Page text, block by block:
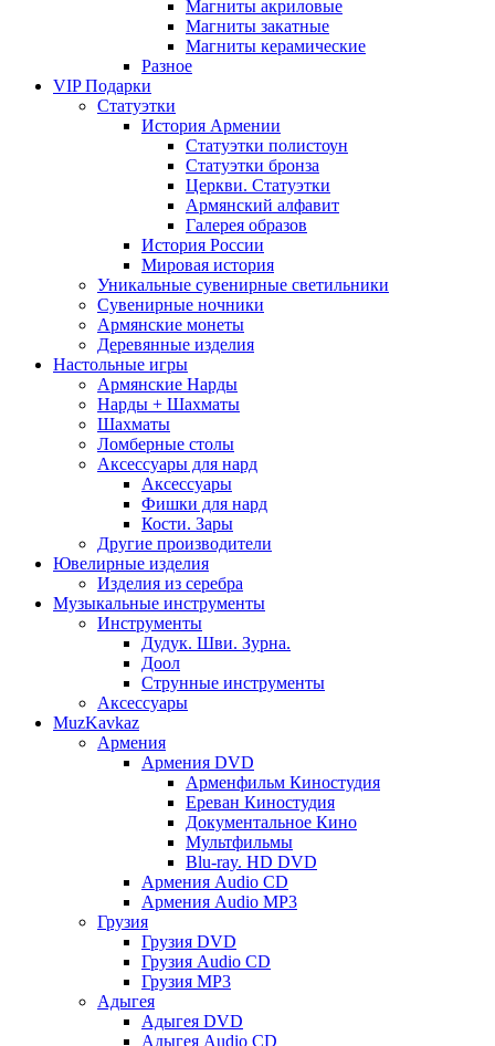
Магниты акриловые
Магниты закатные
Магниты керамические
Разное
VIP Подарки
Статуэтки
История Армении
Статуэтки полистоун
Статуэтки бронза
Церкви. Статуэтки
Армянский алфавит
Галерея образов
История России
Мировая история
Уникальные сувенирные светильники
Сувенирные ночники
Армянские монеты
Деревянные изделия
Настольные игры
Армянские Нарды
Нарды + Шахматы
Шахматы
Ломберные столы
Аксессуары для нард
Аксессуары
Фишки для нард
Кости. Зары
Другие производители
Ювелирные изделия
Изделия из серебра
Музыкальные инструменты
Инструменты
Дудук. Шви. Зурна.
Доол
Струнные инструменты
Аксессуары
MuzKavkaz
Армения
Армения DVD
Арменфильм Киностудия
Ереван Киностудия
Документальное Кино
Мультфильмы
Blu-ray. HD DVD
Армения Audio CD
Армения Audio MP3
Грузия
Грузия DVD
Грузия Audio CD
Грузия MP3
Адыгея
Адыгея DVD
Адыгея Audio CD